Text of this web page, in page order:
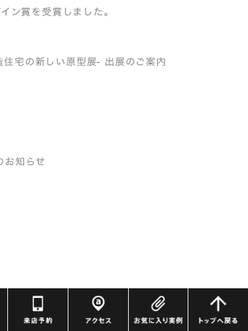
ン賞を受賞しました。
宅の新しい原型展- 出展のご案内
お知らせ